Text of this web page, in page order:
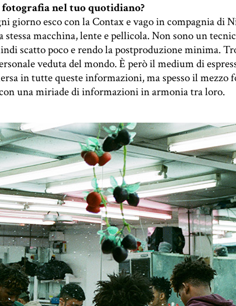
nel tuo quotidiano?
giorno esco con la Contax e vago in compagnia di
stessa macchina, lente e pellicola. Non sono un
scatto poco e rendo la postproduzione minima.
veduta del mondo. È però il medium di
in tutte queste informazioni, ma spesso il
una miriade di informazioni in armonia tra loro.